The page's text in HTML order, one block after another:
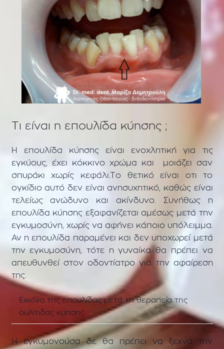
Τι είναι η επουλίδα κύησης ;
Η επουλίδα κύησης είναι ενοχλητική για τις
εγκύους, έχει κόκκινο χρώμα και μοιάζει σαν
σπυράκι χωρίς κεφάλι.Το θετικό είναι οτι το
ογκίδιο αυτό δεν είναι ανησυχητικό, καθώς είναι
τελείως ανώδυνο και ακίνδυνο. Συνήθως η
επουλίδα κύησης εξαφανίζεται αμέσως μετά την
εγκυμοσύνη, χωρίς να αφήνει κάποιο υπόλειμμα.
Αν η επουλίδα παραμένει και δεν υποχωρεί μετά
την εγκυμοσύνη, τότε η γυναίκα θα πρέπει να
απευθυνθεί στον οδοντίατρο για την αφαίρεση
της.
Εικόνα της επουλίδας μετά τη θεραπεία της
ουλίτιδας κύησης
Η εγκυμονούσα δε θα πρέπει να ξεχνά την